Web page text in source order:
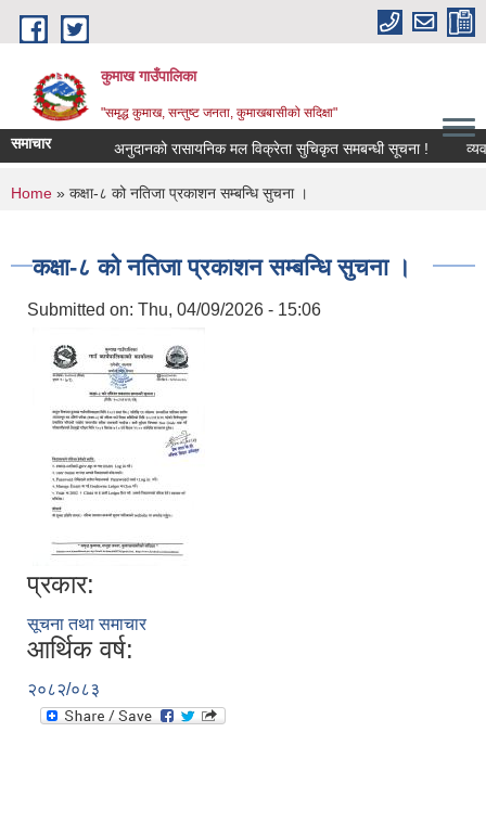
Skip to main content
कुमाख गाउँपालिका
"समृद्ध कुमाख, सन्तुष्ट जनता, कुमाखबासीको सदिक्षा"
समाचार अनुदानको रासायनिक मल विक्रेता सुचिकृत समबन्धी सूचना !
You are here
Home » कक्षा-८ को नतिजा प्रकाशन सम्बन्धि सुचना ।
कक्षा-८ को नतिजा प्रकाशन सम्बन्धि सुचना ।
Submitted on: Thu, 04/09/2026 - 15:06
प्रकार:
सूचना तथा समाचार
आर्थिक वर्ष:
२०८२/०८३